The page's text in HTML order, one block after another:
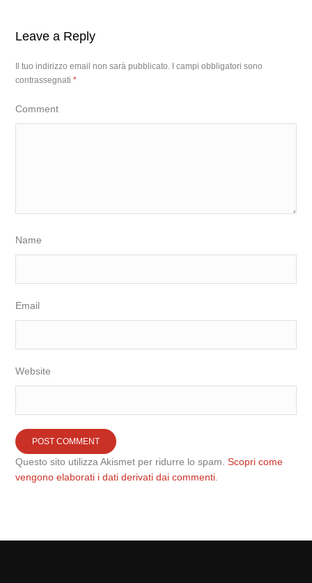
Leave a Reply
Il tuo indirizzo email non sarà pubblicato.
I campi obbligatori sono
contrassegnati*
Comment
Name
Email
Website
Questo sito utilizza Akismet per ridurre lo spam.Scopri come
vengono elaborati i dati derivati dai commenti